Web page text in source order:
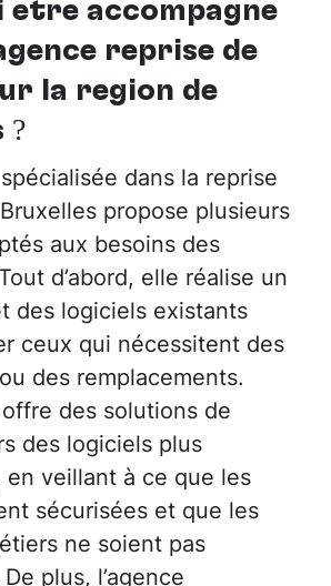
être accompagné
reprise de
la région de
?
dans la reprise
propose plusieurs
aux besoins des
d’abord, elle réalise un
des logiciels existants
ceux qui nécessitent des
des remplacements.
des solutions de
des logiciels plus
veillant à ce que les
sécurisées et que les
ne soient pas
plus, l’agence